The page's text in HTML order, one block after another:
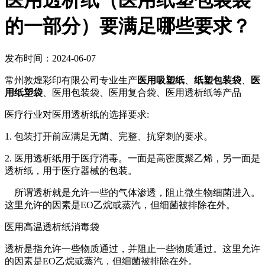
的一部分）要满足哪些要求？
发布时间：2024-06-07
常州敦煌彩印有限公司专业生产医用吸塑纸 纸塑包装袋
医
用纸塑袋 、医用包装袋、医用复合袋、医用透析纸等产品
医疗行业对医用透析纸的选择要求:
1. 包装打开前应满足无菌、完整、抗穿刺的要求。
2. 医用透析纸用于医疗消毒。一面是高密度聚乙烯，另一面是
透析纸，用于医疗器械的包装。
所谓透析就是允许一些的气体渗透，阻止微生物细菌进入。
这里允许的因素是EO乙烷或蒸汽，但细菌被排除在外。
医用高温透析纸消毒袋
透析是指允许一些物质通过，并阻止一些物质通过。这里允许
的因素是EO乙烷或蒸汽，但细菌被排除在外。